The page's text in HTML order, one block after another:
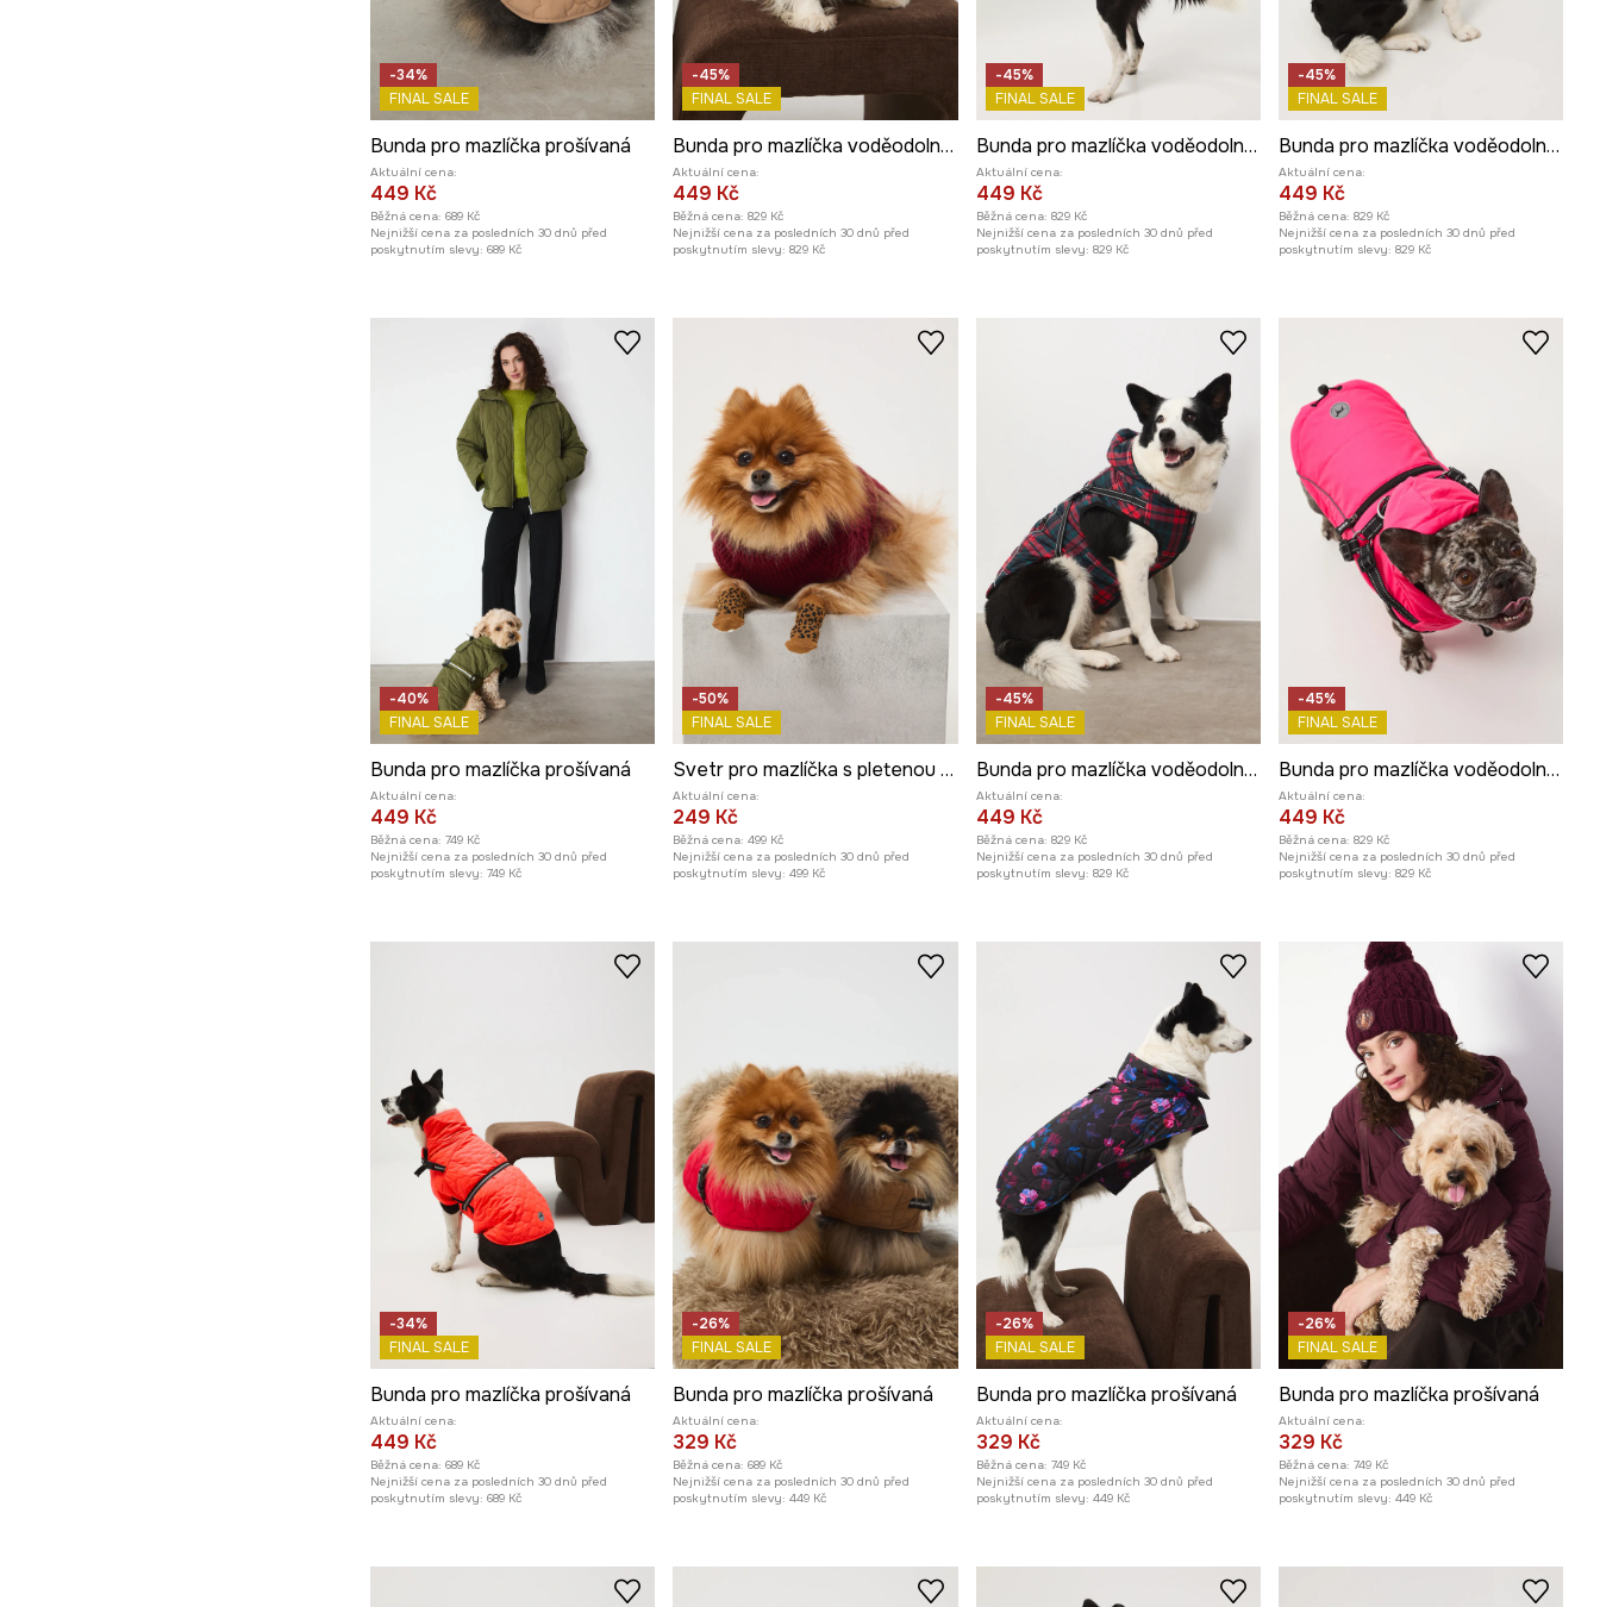
-34%
FINAL SALE
Bunda pro mazlíčka prošívaná
Aktuální cena:
449 Kč
Běžná cena: 689 Kč
Nejnižší cena za posledních 30 dnů před
poskytnutím slevy: 689 Kč
-45%
FINAL SALE
Bunda pro mazlíčka voděodolný povrch
Aktuální cena:
449 Kč
Běžná cena: 829 Kč
Nejnižší cena za posledních 30 dnů před
poskytnutím slevy: 829 Kč
-45%
FINAL SALE
Bunda pro mazlíčka voděodolný povrch
Aktuální cena:
449 Kč
Běžná cena: 829 Kč
Nejnižší cena za posledních 30 dnů před
poskytnutím slevy: 829 Kč
-45%
FINAL SALE
Bunda pro mazlíčka voděodolný povrch
Aktuální cena:
449 Kč
Běžná cena: 829 Kč
Nejnižší cena za posledních 30 dnů před
poskytnutím slevy: 829 Kč
-40%
FINAL SALE
Bunda pro mazlíčka prošívaná
Aktuální cena:
449 Kč
Běžná cena: 749 Kč
Nejnižší cena za posledních 30 dnů před
poskytnutím slevy: 749 Kč
-50%
FINAL SALE
Svetr pro mazlíčka s pletenou vazbou
Aktuální cena:
249 Kč
Běžná cena: 499 Kč
Nejnižší cena za posledních 30 dnů před
poskytnutím slevy: 499 Kč
-45%
FINAL SALE
Bunda pro mazlíčka voděodolný povrch
Aktuální cena:
449 Kč
Běžná cena: 829 Kč
Nejnižší cena za posledních 30 dnů před
poskytnutím slevy: 829 Kč
-45%
FINAL SALE
Bunda pro mazlíčka voděodolný povrch
Aktuální cena:
449 Kč
Běžná cena: 829 Kč
Nejnižší cena za posledních 30 dnů před
poskytnutím slevy: 829 Kč
-34%
FINAL SALE
Bunda pro mazlíčka prošívaná
Aktuální cena:
449 Kč
Běžná cena: 689 Kč
Nejnižší cena za posledních 30 dnů před
poskytnutím slevy: 689 Kč
-26%
FINAL SALE
Bunda pro mazlíčka prošívaná
Aktuální cena:
329 Kč
Běžná cena: 689 Kč
Nejnižší cena za posledních 30 dnů před
poskytnutím slevy: 449 Kč
-26%
FINAL SALE
Bunda pro mazlíčka prošívaná
Aktuální cena:
329 Kč
Běžná cena: 749 Kč
Nejnižší cena za posledních 30 dnů před
poskytnutím slevy: 449 Kč
-26%
FINAL SALE
Bunda pro mazlíčka prošívaná
Aktuální cena:
329 Kč
Běžná cena: 749 Kč
Nejnižší cena za posledních 30 dnů před
poskytnutím slevy: 449 Kč